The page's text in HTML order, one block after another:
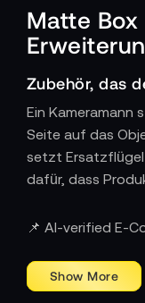
Matte
Zubehör, das
Ein
Seite auf das
setzt
dafür, dass
Broadcast Linsen
📌 AI-verified E-